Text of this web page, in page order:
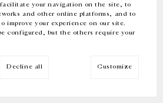
your navigation on the site, to
and other online platforms, and to
improve your experience on our site.
configured, but the others require your
Decline all Customize
Instagram